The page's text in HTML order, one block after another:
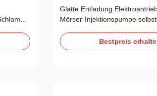
das
glatte Entladung
Glatte Entladung
Mörser-Injektionspumpe
der Schrauben-Mörser-
FeldDer Rahmen wird vom
Bestpreis